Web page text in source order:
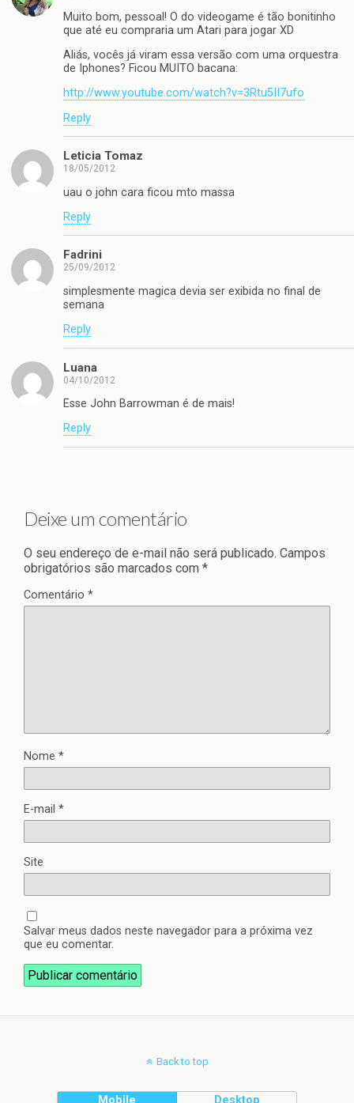
Muito bom, pessoal! O do videogame é tão bonitinho
que até eu compraria um Atari para jogar XD
Aliás, vocês já viram essa versão com uma orquestra
de Iphones? Ficou MUITO bacana:
http://www.youtube.com/watch?v=3Rtu5II7ufo
Reply
Leticia Tomaz
18/05/2012
uau o john cara ficou mto massa
Reply
Fadrini
25/09/2012
simplesmente magica devia ser exibida no final de
semana
Reply
Luana
04/10/2012
Esse John Barrowman é de mais!
Reply
Deixe um comentário
O seu endereço de e-mail não será publicado. Campos
obrigatórios são marcados com *
Comentário *
Nome *
E-mail *
Site
Salvar meus dados neste navegador para a próxima vez
que eu comentar.
Back to top
Mobile Desktop